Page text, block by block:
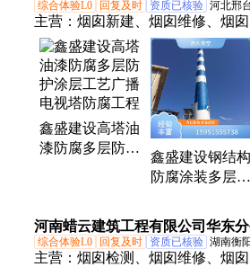
综合体验L0 回复及时 资质已核验 河北邢
主营： 烟囱新建、烟囱维修、烟
烟囱加固、钢结构防腐、炉架防
防腐、凉水塔防腐、冷却塔防腐
烟囱安装避雷针
鑫盛建设高塔油
漆防腐多层防护
鑫盛建设钢结构
防腐涂装多层防
钢构长效防腐工
程
河南蜡云建筑工程有限公司华东分
综合体验L0 回复及时 资质已核验 湖南衡阳
主营： 烟囱检测、烟囱维修、烟